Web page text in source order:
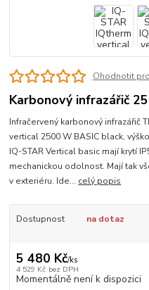
Ohodnotit
Karbonový infrazářič
Infračervený karbonový infrazářič
vertical 2500 W BASIC black,
IQ-STAR Vertical basic mají krytí
mechanickou odolnost. Mají tak
v exteriéru. Ide... celý popis
Dostupnost na dotaz
5 480 Kč/ks
4 529 Kč bez DPH
Momentálně není k dispozici